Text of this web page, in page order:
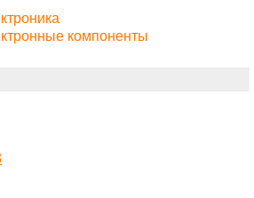
компоненты